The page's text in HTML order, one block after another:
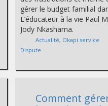
gérer le budget familial
L’éducateur à la vie Paul
Jody Nkashama.
Actualité, Okapi service
Dispute
Comment